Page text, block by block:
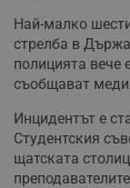
Най-малко
стрелба в
полицията вече
съобщават
Инцидентът е
Студентския
щатската